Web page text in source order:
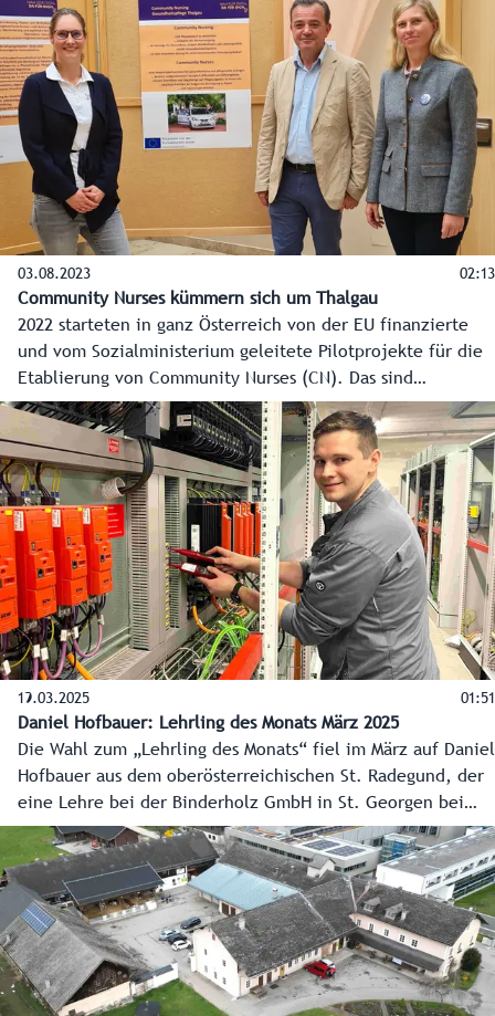
und Schüler wurden bei der ersten Salzburger MINT-
Challenge in der Red Bull Arena gekürt.
03.08.2023 02:13
Community Nurses kümmern sich um Thalgau
2022 starteten in ganz Österreich von der EU finanzierte
und vom Sozialministerium geleitete Pilotprojekte für die
Etablierung von Community Nurses (CN). Das sind
diplomierte Gesundheits- und Krankenpflegerinnen, die in
ihren Gemeinden die ersten Ansprechpersonen für
gesundheitliche und pflegerische Anliegen sind. Eines
davon ist die „Gesundheitspflege Thalgau“, es wird mit
rund 546.000 Euro gefördert.
19.03.2025 01:51
Daniel Hofbauer: Lehrling des Monats März 2025
Die Wahl zum „Lehrling des Monats“ fiel im März auf Daniel
Hofbauer aus dem oberösterreichischen St. Radegund, der
eine Lehre bei der Binderholz GmbH in St. Georgen bei
Salzburg zum Elektrotechniker macht. Land Salzburg und
Wirtschaftskammer Salzburg küren seit 2024 gemeinsam
den Lehrling des Monats.